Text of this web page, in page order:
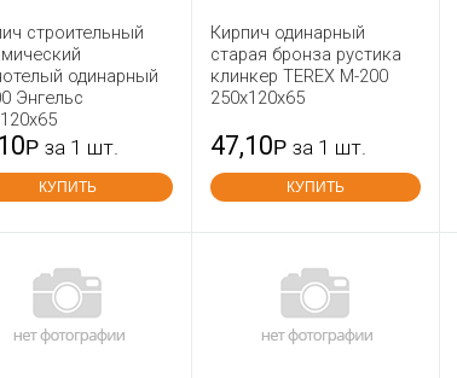
строительный
одинарный
Энгельс
Р за 1 шт.
КУПИТЬ
Кирпич одинарный
старая бронза рустика
клинкер TEREX М-200
250x120x65
47,10Р за 1 шт.
КУПИТЬ